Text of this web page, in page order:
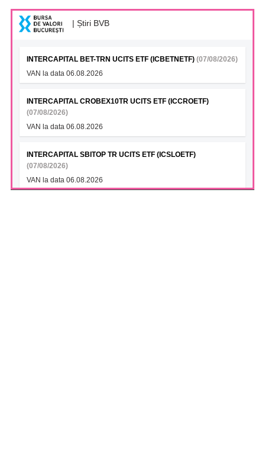
| Știri BVB
INTERCAPITAL BET-TRN UCITS ETF (ICBETNETF) (07/08/2026)
VAN la data 06.08.2026
INTERCAPITAL CROBEX10TR UCITS ETF (ICCROETF)
(07/08/2026)
VAN la data 06.08.2026
INTERCAPITAL SBITOP TR UCITS ETF (ICSLOETF)
(07/08/2026)
VAN la data 06.08.2026